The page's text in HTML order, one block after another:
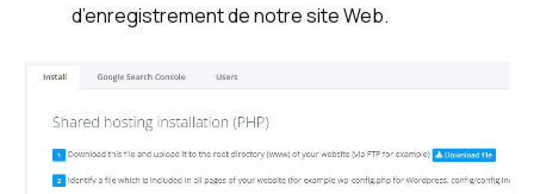
d’enregistrement de notre site Web.